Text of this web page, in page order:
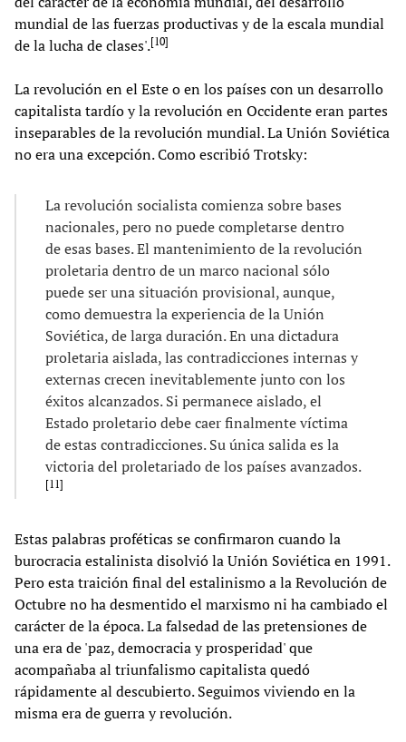
mundial de las fuerzas productivas y de la escala mundial
de la lucha de clases'.[10]
La revolución en el Este o en los países con un desarrollo
capitalista tardío y la revolución en Occidente eran partes
inseparables de la revolución mundial. La Unión Soviética
no era una excepción. Como escribió Trotsky:
La revolución socialista comienza sobre bases
nacionales, pero no puede completarse dentro
de esas bases. El mantenimiento de la revolución
proletaria dentro de un marco nacional sólo
puede ser una situación provisional, aunque,
como demuestra la experiencia de la Unión
Soviética, de larga duración. En una dictadura
proletaria aislada, las contradicciones internas y
externas crecen inevitablemente junto con los
éxitos alcanzados. Si permanece aislado, el
Estado proletario debe caer finalmente víctima
de estas contradicciones. Su única salida es la
victoria del proletariado de los países avanzados.
[11]
Estas palabras proféticas se confirmaron cuando la
burocracia estalinista disolvió la Unión Soviética en 1991.
Pero esta traición final del estalinismo a la Revolución de
Octubre no ha desmentido el marxismo ni ha cambiado el
carácter de la época. La falsedad de las pretensiones de
una era de 'paz, democracia y prosperidad' que
acompañaba al triunfalismo capitalista quedó
rápidamente al descubierto. Seguimos viviendo en la
misma era de guerra y revolución.